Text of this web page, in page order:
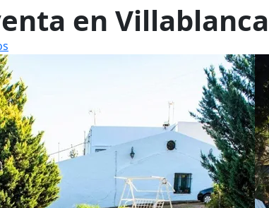
en Villablanca